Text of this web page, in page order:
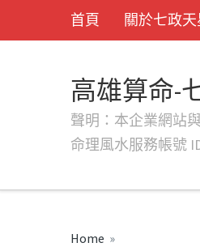
首頁 關於七政天
高雄算命-
聲明：本企業網站
命理風水服務帳號
Home »